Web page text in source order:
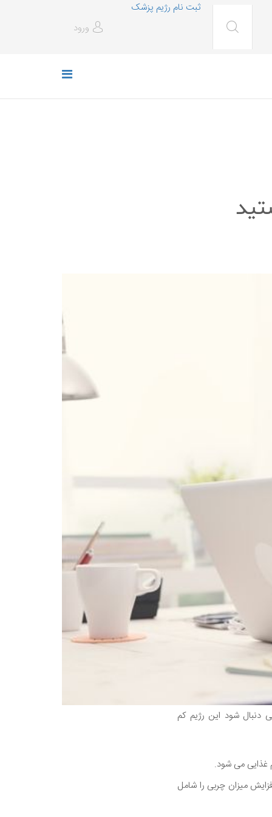
ثبت نام رژیم پزشک
ورود
شود این رژیم کم
غذایی می شود.
میزان چربی را شامل